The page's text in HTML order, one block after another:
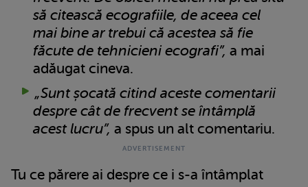
să citească ecografiile, de aceea cel
mai bine ar trebui că acestea să fie
făcute de tehnicieni ecografi”, a mai
adăugat cineva.
„Sunt șocată citind aceste comentarii
despre cât de frecvent se întâmplă
acest lucru”, a spus un alt comentariu.
Tu ce părere ai despre ce i s-a întâmplat